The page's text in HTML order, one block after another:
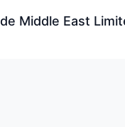
Middle East